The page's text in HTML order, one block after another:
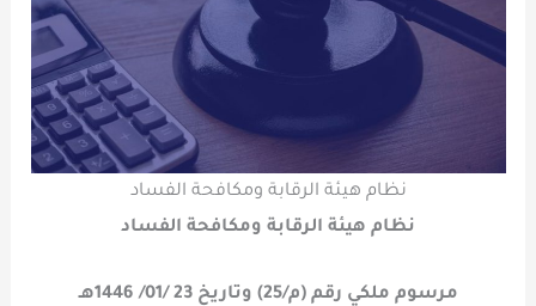
نظام هيئة الرقابة ومكافحة الفساد
نظام هيئة الرقابة ومكافحة الفساد
مرسوم ملكي رقم (م/25) وتاريخ 23 /01/ 1446هـ